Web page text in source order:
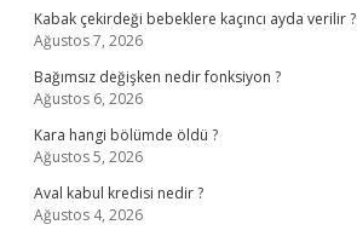
Kabak çekirdeği bebeklere kaçıncı ayda verilir ?
Ağustos 7, 2026
Bağımsız değişken nedir fonksiyon ?
Ağustos 6, 2026
Kara hangi bölümde öldü ?
Ağustos 5, 2026
Aval kabul kredisi nedir ?
Ağustos 4, 2026